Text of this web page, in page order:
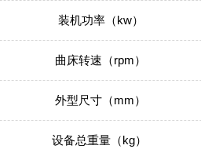
装机功率（kw）
曲床转速（rpm）
外型尺寸（mm）
设备总重量（kg）